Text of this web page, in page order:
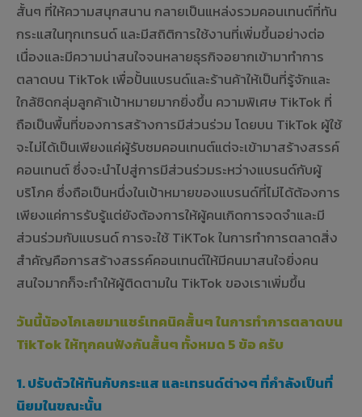
สั้นๆ ที่ให้ความสนุกสนาน กลายเป็นแหล่งรวมคอนเทนต์ที่ทัน
กระแสในทุกเทรนด์ และมีสถิติการใช้งานที่เพิ่มขึ้นอย่างต่อ
เนื่องและมีความน่าสนใจจนหลายธุรกิจอยากเข้ามาทำการ
ตลาดบน TikTok เพื่อปั้นแบรนด์และร้านค้าให้เป็นที่รู้จักและ
ใกล้ชิดกลุ่มลูกค้าเป้าหมายมากยิ่งขึ้น ความพิเศษ TikTok ที่
ถือเป็นพื้นที่ของการสร้างการมีส่วนร่วม โดยบน TikTok ผู้ใช้
จะไม่ได้เป็นเพียงแค่ผู้รับชมคอนเทนต์แต่จะเข้ามาสร้างสรรค์
คอนเทนต์ ซึ่งจะนำไปสู่การมีส่วนร่วมระหว่างแบรนด์กับผู้
บริโภค ซึ่งถือเป็นหนึ่งในเป้าหมายของแบรนด์ที่ไม่ได้ต้องการ
เพียงแค่การรับรู้แต่ยังต้องการให้ผู้คนเกิดการจดจำและมี
ส่วนร่วมกับแบรนด์ การจะใช้ TiKTok ในการทำการตลาดสิ่ง
สำคัญคือการสร้างสรรค์คอนเทนต์ให้มีคนมาสนใจยิ่งคน
สนใจมากก็จะทำให้ผู้ติดตามใน TikTok ของเราเพิ่มขึ้น
วันนี้น้องโกเลยมาแชร์เทคนิคสั้นๆ ในการทำการตลาดบน
TikTok ให้ทุกคนฟังกันสั้นๆ ทั้งหมด 5 ข้อ ครับ
1. ปรับตัวให้ทันกับกระแส และเทรนด์ต่างๆ ที่กำลังเป็นที่
นิยมในขณะนั้น